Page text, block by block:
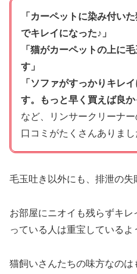
「カーペットに染み付い
でキレイになった♪」
「猫がカーペットの上に
す」
「ソファがすっかりキレ
す。もっと早く買えば良か
など、リンサークリーナ
口コミがたくさんありまし
毛玉吐き以外にも、排泄の失
お部屋にニオイも残らずキ
っている人は重宝しているよ
猫飼いさんたちの味方なの